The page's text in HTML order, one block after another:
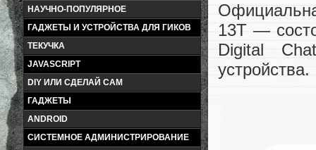
НАУЧНО-ПОПУЛЯРНОЕ
ГАДЖЕТЫ И УСТРОЙСТВА ДЛЯ ГИКОВ
ТЕКУЧКА
JAVASCRIPT
DIY ИЛИ СДЕЛАЙ САМ
ГАДЖЕТЫ
ANDROID
СИСТЕМНОЕ АДМИНИСТРИРОВАНИЕ
13T —
Digital
устройства.